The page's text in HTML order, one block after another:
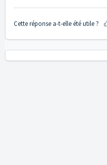
Cette réponse a-t-elle été utile ?